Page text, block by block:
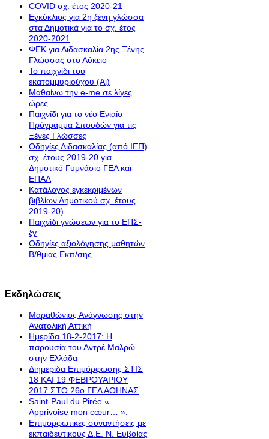
COVID σχ. έτος 2020-21
Εγκύκλιος για 2η ξένη γλώσσα
στα Δημοτικά για το σχ. έτος
2020-2021
ΦΕΚ για Διδασκαλία 2ης Ξένης
Γλώσσας στο Λύκειο
Το παιχνίδι του
εκατομμυριούχου (Αι)
Μαθαίνω την e-me σε λίγες
ώρες
Παιχνίδι για το νέο Ενιαίο
Πρόγραμμα Σπουδών για τις
Ξένες Γλώσσες
Οδηγίες Διδασκαλίας (από ΙΕΠ)
σχ. έτους 2019-20 για
Δημοτικό Γυμνάσιο ΓΕΛ και
ΕΠΑΛ
Κατάλογος εγκεκριμένων
βιβλίων Δημοτικού σχ. έτους
2019-20)
Παιχνίδι γνώσεων για το ΕΠΣ-
ξγ
Οδηγίες αξιολόγησης μαθητών
Β/θμιας Εκπ/σης
Εκδηλώσεις
Μαραθώνιος Ανάγνωσης στην
Ανατολική Αττική
Ημερίδα 18-2-2017: Η
παρουσία του Αντρέ Μαλρώ
στην Ελλάδα
Διημερίδα Επιμόρφωσης ΣΤΙΣ
18 ΚΑΙ 19 ΦΕΒΡΟΥΑΡΙΟΥ
2017 ΣΤΟ 26ο ΓΕΛ ΑΘΗΝΑΣ
Saint-Paul du Pirée «
Apprivoise mon cœur… ».
Επιμορφωτικές συναντήσεις με
εκπαιδευτικούς Δ.Ε. Ν. Ευβοίας